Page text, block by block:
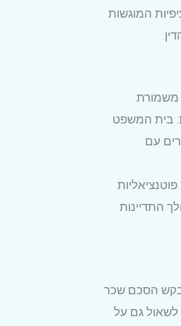
המוגשות
משמורת
בית המשפט
עם
התדיינות
לבקש הסכם שכר
לשאול גם על